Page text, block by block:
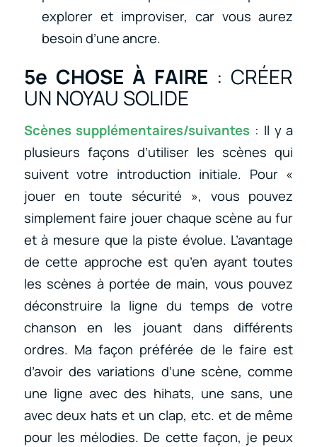
explorer et improviser, car vous aurez
besoin d’une ancre.
5e CHOSE À FAIRE : CRÉER
UN NOYAU SOLIDE
Scènes supplémentaires/suivantes : Il y a
plusieurs façons d’utiliser les scènes qui
suivent votre introduction initiale. Pour «
jouer en toute sécurité », vous pouvez
simplement faire jouer chaque scène au fur
et à mesure que la piste évolue. L’avantage
de cette approche est qu’en ayant toutes
les scènes à portée de main, vous pouvez
déconstruire la ligne du temps de votre
chanson en les jouant dans différents
ordres. Ma façon préférée de le faire est
d’avoir des variations d’une scène, comme
une ligne avec des hihats, une sans, une
avec deux hats et un clap, etc. et de même
pour les mélodies. De cette façon, je peux